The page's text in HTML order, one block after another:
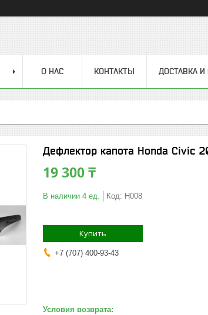
О НАС КОНТАКТЫ ДОСТАВКА И
Дефлектор капота Honda Civic
19 300 ₸
В наличии 4 ед. Код: H008
Купить
+7 (707) 400-93-43